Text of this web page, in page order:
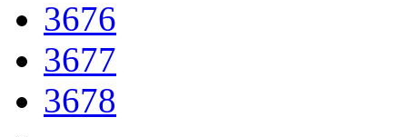
3676
3677
3678